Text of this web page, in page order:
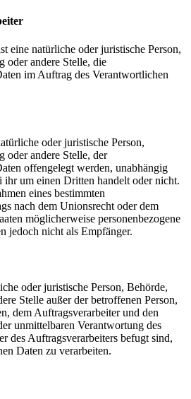
eine natürliche oder juristische Person,
oder andere Stelle, die
im Auftrag des Verantwortlichen
oder juristische Person,
oder andere Stelle, der
offengelegt werden, unabhängig
ihr um einen Dritten handelt oder nicht.
eines bestimmten
nach dem Unionsrecht oder dem
möglicherweise personenbezogene
jedoch nicht als Empfänger.
oder juristische Person, Behörde,
Stelle außer der betroffenen Person,
dem Auftragsverarbeiter und den
unmittelbaren Verantwortung des
des Auftragsverarbeiters befugt sind,
Daten zu verarbeiten.